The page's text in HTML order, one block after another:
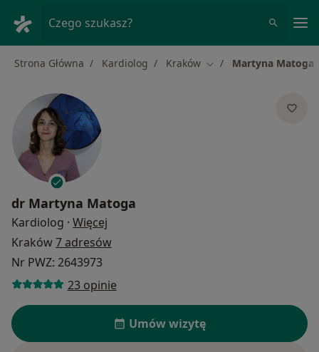
Czego szukasz?
Strona Główna Kardiolog Kraków Zmień miasto
Martyna Matoga
dr Martyna Matoga
Kardiolog · Więcej
Kraków7 adresów
Nr PWZ: 2643973
23 opinie
Umów wizytę